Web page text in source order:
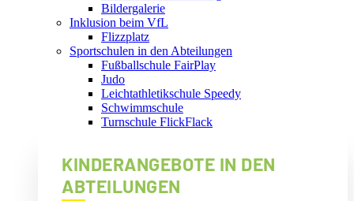
Bildergalerie
Inklusion beim VfL
Flizzplatz
Sportschulen in den Abteilungen
Fußballschule FairPlay
Judo
Leichtathletikschule Speedy
Schwimmschule
Turnschule FlickFlack
KINDERANGEBOTE IN DEN
ABTEILUNGEN